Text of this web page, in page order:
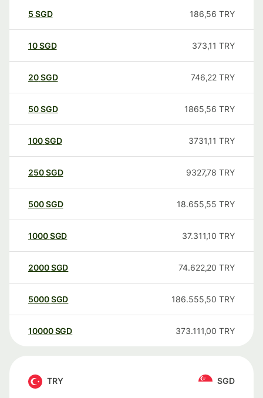
5 SGD 186,56 TRY
10SGD 373,11 TRY
20SGD 746,22 TRY
50SGD 1865,56 TRY
100SGD 3731,11 TRY
250SGD 9327,78 TRY
500SGD 18.655,55 TRY
1000SGD 37.311,10 TRY
2000SGD 74.622,20 TRY
5000SGD 186.555,50 TRY
10000 SGD 373.111,00 TRY
TRY SGD